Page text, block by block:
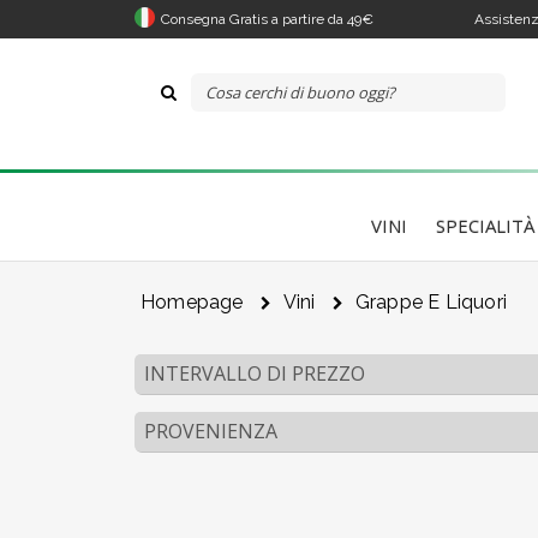
Consegna Gratis a partire da 49€
VINI SPECIALITÀ
Homepage Vini Grappe E Liquori
INTERVALLO DI PREZZO
PROVENIENZA